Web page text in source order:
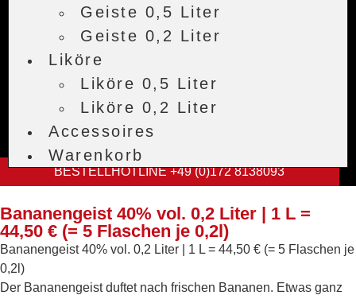
Geiste 0,5 Liter
Geiste 0,2 Liter
Liköre
Liköre 0,5 Liter
Liköre 0,2 Liter
Accessoires
Warenkorb
BESTELLHOTLINE +49 (0)172 8138093
Bananengeist 40% vol. 0,2 Liter | 1 L =
44,50 € (= 5 Flaschen je 0,2l)
Bananengeist 40% vol. 0,2 Liter | 1 L = 44,50 € (= 5 Flaschen je
0,2l)
Der Bananengeist duftet nach frischen Bananen. Etwas ganz